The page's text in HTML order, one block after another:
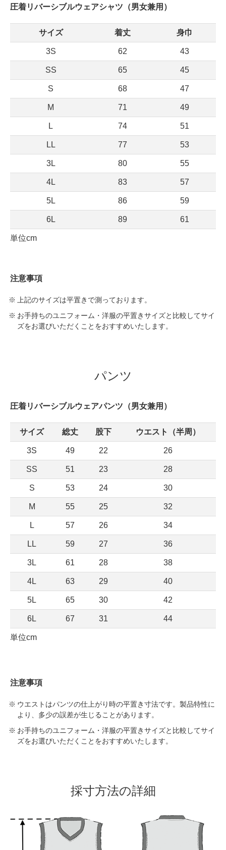
圧着リバーシブルウェアシャツ（男女兼用）
サイズ 着丈 身巾
3S 62 43
SS 65 45
S 68 47
M 71 49
L 74 51
LL 77 53
3L 80 55
4L 83 57
5L 86 59
6L 89 61
単位cm
注意事項
上記のサイズは平置きで測っております。
お手持ちのユニフォーム・洋服の平置きサイズと比較してサイ
ズをお選びいただくことをおすすめいたします。
パンツ
圧着リバーシブルウェアパンツ（男女兼用）
サイズ 総丈 股下 ウエスト（半周）
3S 49 22 26
SS 51 23 28
S 53 24 30
M 55 25 32
L 57 26 34
LL 59 27 36
3L 61 28 38
4L 63 29 40
5L 65 30 42
6L 67 31 44
単位cm
注意事項
ウエストはパンツの仕上がり時の平置き寸法です。製品特性に
より、多少の誤差が生じることがあります。
お手持ちのユニフォーム・洋服の平置きサイズと比較してサイ
ズをお選びいただくことをおすすめいたします。
採寸方法の詳細